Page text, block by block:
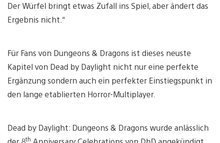
Der Würfel bringt etwas Zufall ins Spiel, aber ändert das
Ergebnis nicht.“
Für Fans von Dungeons & Dragons ist dieses neuste
Kapitel von Dead by Daylight nicht nur eine perfekte
Ergänzung sondern auch ein perfekter Einstiegspunkt in
den lange etablierten Horror-Multiplayer.
Dead by Daylight: Dungeons & Dragons wurde anlässlich
th